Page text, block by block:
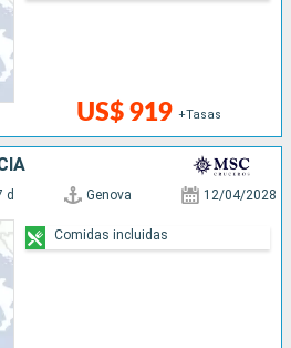
US$ 919 +Tasas
d Genova 12/04/2028
Comidas incluidas